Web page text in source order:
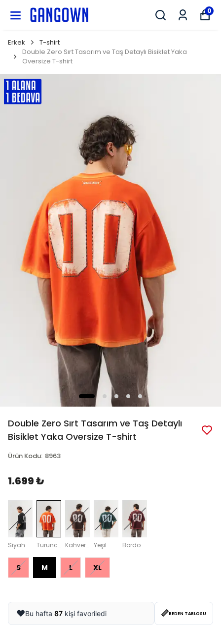
0
Erkek
T-shirt
Double Zero Sırt Tasarım ve Taş Detaylı Bisiklet Yaka
Oversize T-shirt
Double Zero Sırt Tasarım ve Taş Detaylı
Bisiklet Yaka Oversize T-shirt
Ürün Kodu: 8963
1.699 ₺
Siyah Turuncu Kahverengi Yeşil Bordo
S M L XL
❤️Bu hafta 87 kişi favoriledi 📏BEDEN TABLOSU